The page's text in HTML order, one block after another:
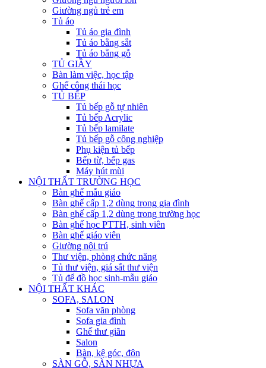
Giường ngủ trẻ em
Tủ áo
Tủ áo gia đình
Tủ áo bằng sắt
Tủ áo bằng gỗ
TỦ GIẦY
Bàn làm việc, học tập
Ghế công thái học
TỦ BẾP
Tủ bếp gỗ tự nhiên
Tủ bếp Acrylic
Tủ bếp lamilate
Tủ bếp gỗ công nghiệp
Phụ kiện tủ bếp
Bếp từ, bếp gas
Máy hút mùi
NỘI THẤT TRƯỜNG HỌC
Bàn ghế mẫu giáo
Bàn ghế cấp 1,2 dùng trong gia đình
Bàn ghế cấp 1,2 dùng trong trường học
Bàn ghế học PTTH, sinh viên
Bàn ghế giáo viên
Giường nội trú
Thư viện, phòng chức năng
Tủ thư viện, giá sắt thư viện
Tủ để đồ học sinh-mẫu giáo
NỘI THẤT KHÁC
SOFA, SALON
Sofa văn phòng
Sofa gia đình
Ghế thư giãn
Salon
Bàn, kệ góc, đôn
SÀN GỖ, SÀN NHỰA